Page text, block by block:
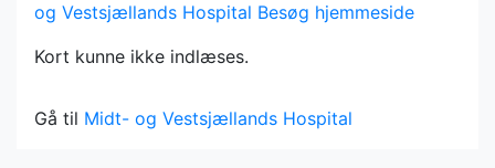
og Vestsjællands Hospital Besøg hjemmeside
Kort kunne ikke indlæses.
Gå til Midt- og Vestsjællands Hospital